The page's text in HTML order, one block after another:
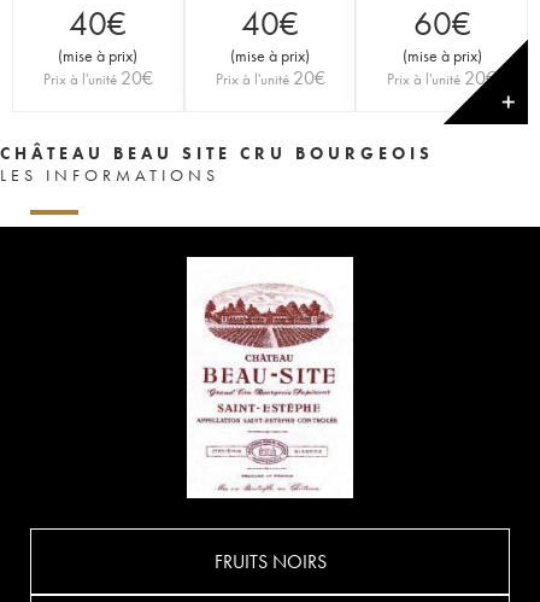
40€
(mise à prix)
Prix à l'unité 20€
40€
(mise à prix)
Prix à l'unité 20€
60€
(mise à prix)
Prix à l'unité 20€
✕
CHÂTEAU BEAU SITE CRU BOURGEOIS
LES INFORMATIONS
FRUITS NOIRS